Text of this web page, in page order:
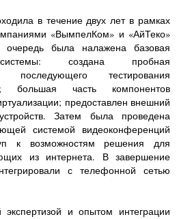
в течение двух лет в рамках
«ВымпелКом» и «АйТеко»
была налажена базовая
системы: создана пробная
последующего тестирования
большая часть компонентов
предоставлен внешний
Затем была проведена
системой видеоконференций
к возможностям решения для
из интернета. В завершение
с телефонной сетью
и опытом интеграции